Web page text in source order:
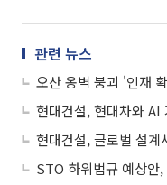
관련 뉴스
현대건설, 현대차와 AI
현대건설, 글로벌 설계